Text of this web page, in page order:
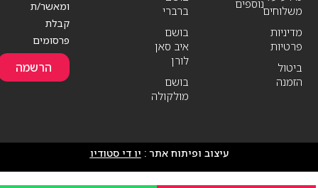
משלוחים
מדיניות
פרטיות
ביטול
הזמנה
נוספים
ברברי
בושם
איב סאן
לורן
בושם
מולקולה
ומאשר/ת
קבלת
פרסומים
הרשמה
עיצוב ופיתוח אתר : יו די סטודיו